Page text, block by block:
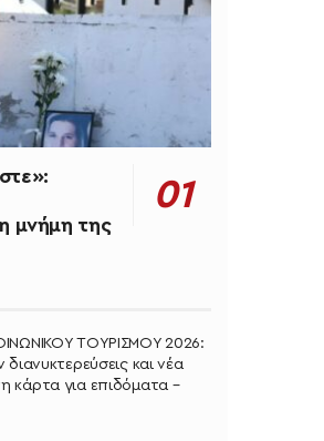
μνήμη της
ΤΟΥΡΙΣΜΟΥ 2026:
και νέα
κάρτα για επιδόματα –